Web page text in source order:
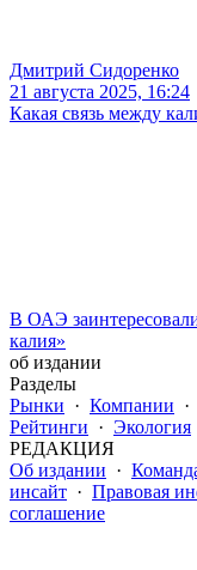
Дмитрий Сидоренко
21 августа 2025, 16:24
Какая связь между
В ОАЭ
калия»
об издании
Разделы
Рынки · Компании ·
Рейтинги · Экология
РЕДАКЦИЯ
Об издании ·
инсайт · Правовая
соглашение